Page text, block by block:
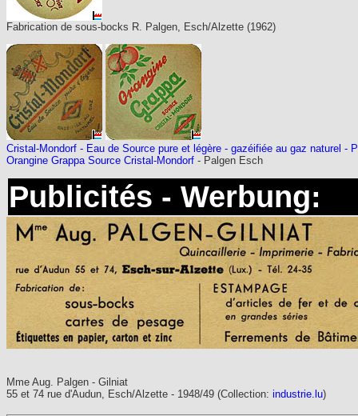
Fabrication de sous-bocks R. Palgen, Esch/Alzette (1962)
Cristal-Mondorf - Eau de Source pure et légère - gazéifiée au gaz naturel -
Orangine Grappa Source Cristal-Mondorf - Palgen Esch
Publicités - Werbung:
Mme Aug. Palgen - Gilniat
55 et 74 rue d'Audun, Esch/Alzette - 1948/49 (Collection: industrie.lu)